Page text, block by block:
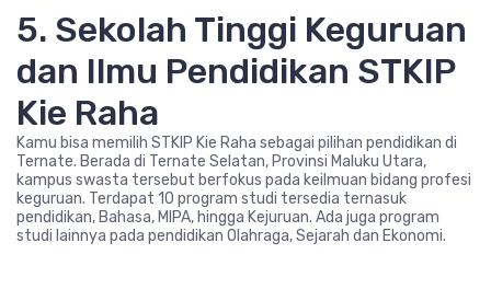
5. Sekolah Tinggi Keguruan
dan Ilmu Pendidikan STKIP
Kie Raha
Kamu bisa memilih STKIP Kie Raha sebagai pilihan pendidikan di
Ternate. Berada di Ternate Selatan, Provinsi Maluku Utara,
kampus swasta tersebut berfokus pada keilmuan bidang profesi
keguruan. Terdapat 10 program studi tersedia ternasuk
pendidikan, Bahasa, MIPA, hingga Kejuruan. Ada juga program
studi lainnya pada pendidikan Olahraga, Sejarah dan Ekonomi.